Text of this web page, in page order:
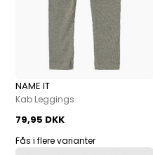
NAME IT
Kab Leggings
79,95 DKK
Fås i flere varianter